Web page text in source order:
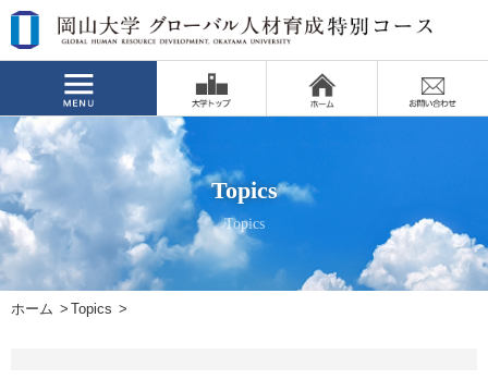
Topics
Topics
ホーム Topics